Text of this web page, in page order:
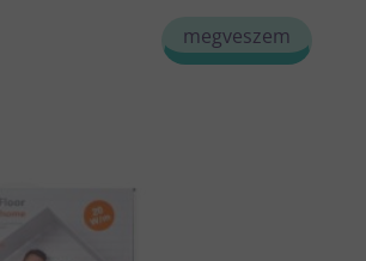
megveszem